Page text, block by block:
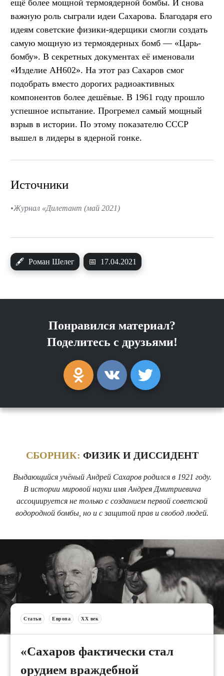
ещё более мощной термоядерной бомбы. И снова
важную роль сыграли идеи Сахарова. Благодаря его
идеям советские физики-ядерщики смогли создать
самую мощную из термоядерных бомб — «Царь-
бомбу». В секретных документах её именовали
«Изделие АН602». На этот раз Сахаров смог
подобрать вместо дорогих радиоактивных
компонентов более дешёвые. В 1961 году прошло
успешное испытание. Прогремел самый мощный
взрыв в истории. По этому показателю СССР
вышел в лидеры в ядерной гонке.
🖋 Роман Шелег 📅 17.04.2021
Источники
Журнал «Дилетант (май 2021)
Понравился материал?
Поделитесь с друзьями!
СБОРНИК: ФИЗИК И ДИССИДЕНТ
Выдающийся учёный Андрей Сахаров родился в 1921 году.
В истории мировой науки имя Андрея Дмитриевича
ассоциируется не только с созданием первой советской
водородной бомбы, но и с защитой прав и свобод людей.
Статьи Европа XX век
«Сахаров фактически стал
орудием враждебной